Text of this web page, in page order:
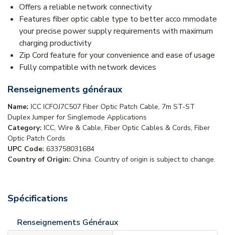
Offers a reliable network connectivity
Features fiber optic cable type to better acco mmodate
your precise power supply requirements with maximum
charging productivity
Zip Cord feature for your convenience and ease of usage
Fully compatible with network devices
Renseignements généraux
Name: ICC ICFOJ7C507 Fiber Optic Patch Cable, 7m ST-ST
Duplex Jumper for Singlemode Applications
Category: ICC, Wire & Cable, Fiber Optic Cables & Cords, Fiber
Optic Patch Cords
UPC Code: 633758031684
Country of Origin: China. Country of origin is subject to change.
Spécifications
Renseignements Généraux